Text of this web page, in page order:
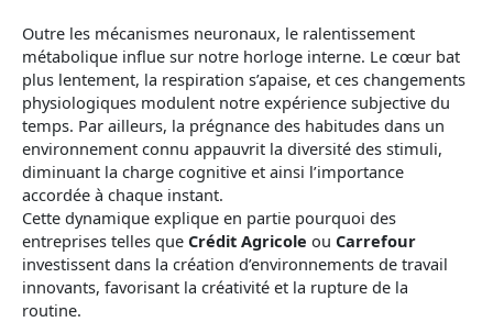
Outre les mécanismes neuronaux, le ralentissement
métabolique influe sur notre horloge interne. Le cœur bat
plus lentement, la respiration s’apaise, et ces changements
physiologiques modulent notre expérience subjective du
temps. Par ailleurs, la prégnance des habitudes dans un
environnement connu appauvrit la diversité des stimuli,
diminuant la charge cognitive et ainsi l’importance
accordée à chaque instant.
Cette dynamique explique en partie pourquoi des
entreprises telles que Crédit Agricole ou Carrefour
investissent dans la création d’environnements de travail
innovants, favorisant la créativité et la rupture de la
routine.